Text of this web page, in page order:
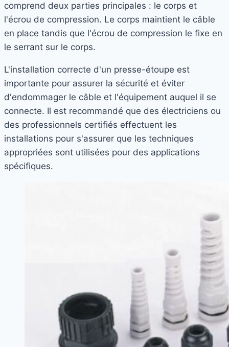
comprend deux parties principales : le corps et
l'écrou de compression. Le corps maintient le câble
en place tandis que l'écrou de compression le fixe en
le serrant sur le corps.
L'installation correcte d'un presse-étoupe est
importante pour assurer la sécurité et éviter
d'endommager le câble et l'équipement auquel il se
connecte. Il est recommandé que des électriciens ou
des professionnels certifiés effectuent les
installations pour s'assurer que les techniques
appropriées sont utilisées pour des applications
spécifiques.